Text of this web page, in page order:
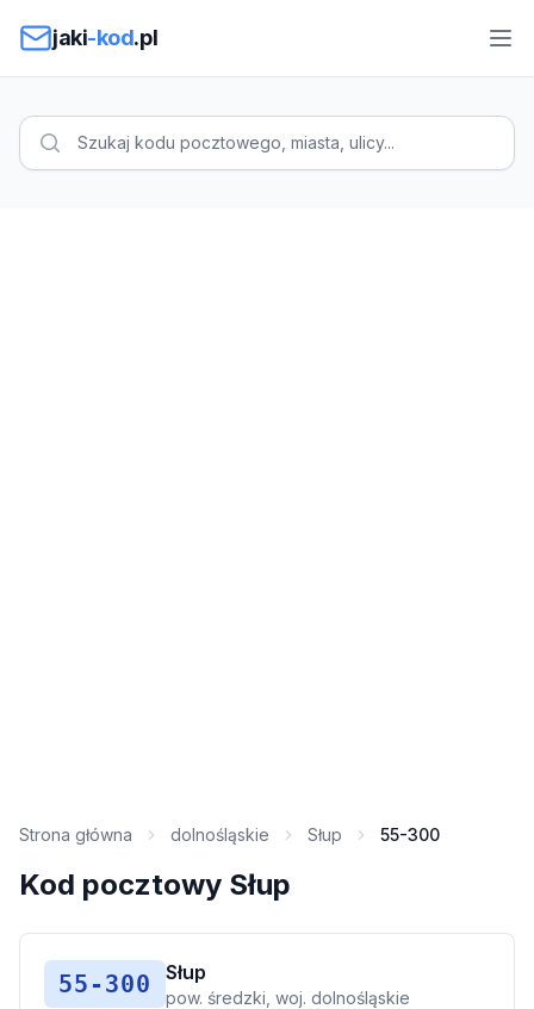
jaki-kod.pl
Strona główna dolnośląskie Słup 55-300
Kod pocztowy Słup
55-300 Słup
pow. średzki, woj. dolnośląskie